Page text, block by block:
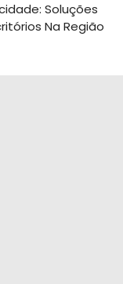
Soluções
Na Região